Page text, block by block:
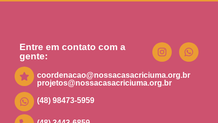
Entre em contato com a
gente:
coordenacao@nossacasacriciuma.org.br
projetos@nossacasacriciuma.org.br
(48) 98473-5959